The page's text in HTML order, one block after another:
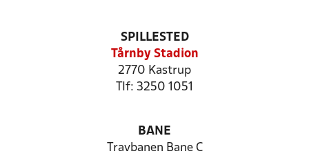
SPILLESTED
Tårnby Stadion
2770 Kastrup
Tlf: 3250 1051
BANE
Travbanen Bane C